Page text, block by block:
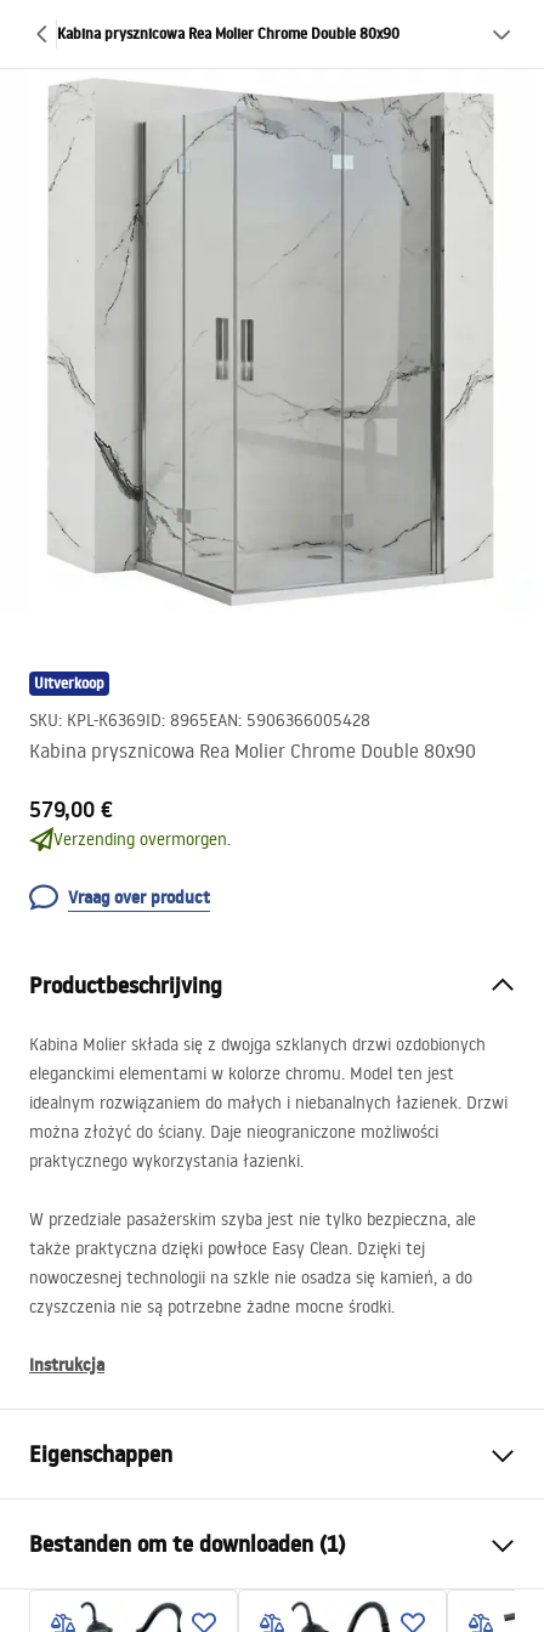
Kabina prysznicowa Rea Molier Chrome Double 80x90
Uitverkoop
SKU: KPL-K6369ID: 8965EAN: 5906366005428
Kabina prysznicowa Rea Molier Chrome Double 80x90
579,00 €
Verzending overmorgen.
Vraag over product
Productbeschrijving
Kabina Molier składa się z dwojga szklanych drzwi ozdobionych
eleganckimi elementami w kolorze chromu. Model ten jest
idealnym rozwiązaniem do małych i niebanalnych łazienek. Drzwi
można złożyć do ściany. Daje nieograniczone możliwości
praktycznego wykorzystania łazienki.
W przedziale pasażerskim szyba jest nie tylko bezpieczna, ale
także praktyczna dzięki powłoce Easy Clean. Dzięki tej
nowoczesnej technologii na szkle nie osadza się kamień, a do
czyszczenia nie są potrzebne żadne mocne środki.
Instrukcja
Eigenschappen
Kleur
Chroom
Type cabine
Hoek
Bestanden om te downloaden (1)
shower manual